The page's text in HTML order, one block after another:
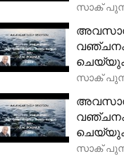
സാക്
ചെയ്യുക
സാക്
ചെയ്യുക
സാക്